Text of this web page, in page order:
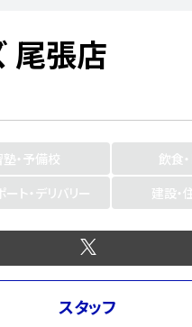
尾張店
・予備校 飲食
ト・デリバリー
建設・
スタッフ